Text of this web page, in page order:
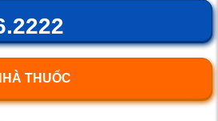
THUỐC